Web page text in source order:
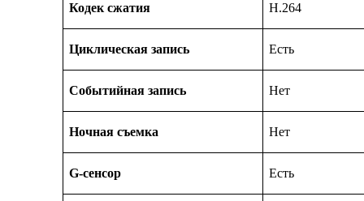
Кодек сжатия Н.264
Циклическая запись Есть
Событийная запись Нет
Ночная съемка Нет
G-сенсор Есть